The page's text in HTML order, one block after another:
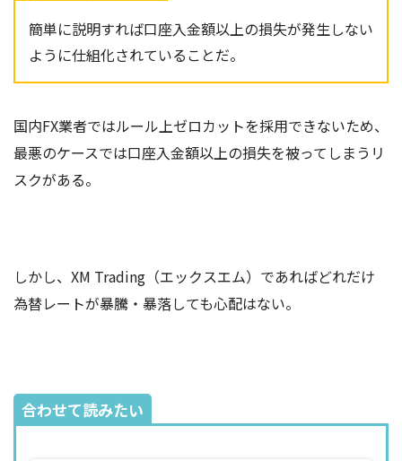
簡単に説明すれば口座入金額以上の損失が発生しない
ように仕組化されていることだ。
国内FX業者ではルール上ゼロカットを採用できないため、
最悪のケースでは口座入金額以上の損失を被ってしまうリ
スクがある。
しかし、XM Trading（エックスエム）であればどれだけ
為替レートが暴騰・暴落しても心配はない。
合わせて読みたい